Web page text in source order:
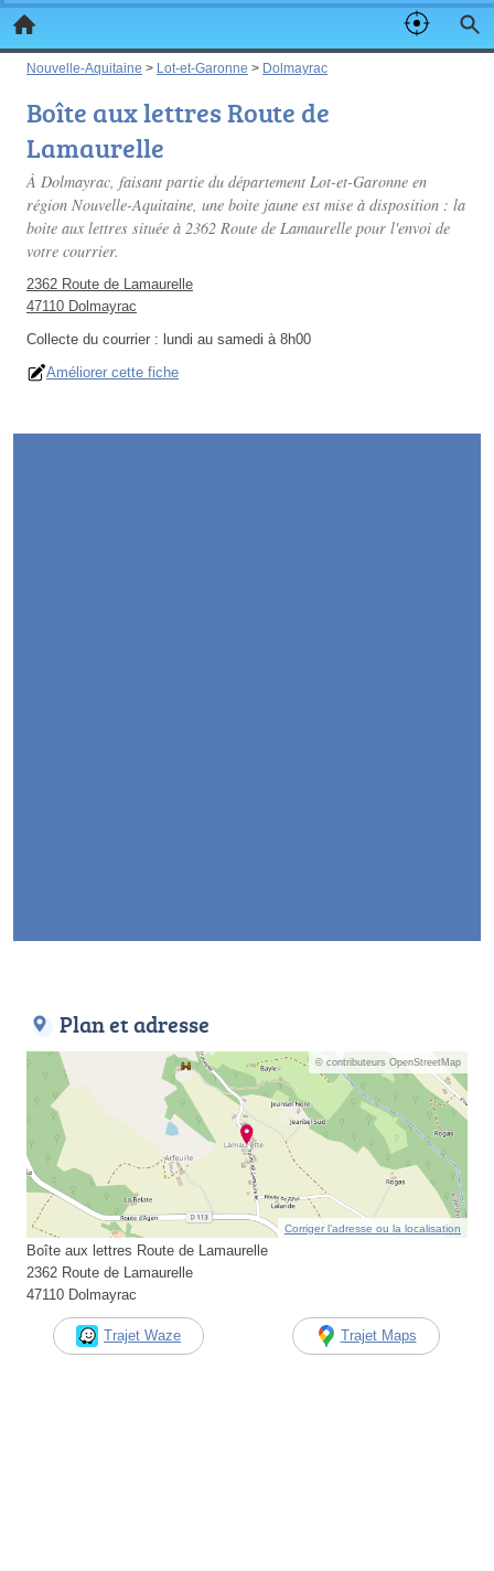
Nouvelle-Aquitaine > Lot-et-Garonne > Dolmayrac
Boîte aux lettres Route de
Lamaurelle
À Dolmayrac, faisant partie du département Lot-et-Garonne en
région Nouvelle-Aquitaine, une boite jaune est mise à disposition : la
boite aux lettres située à 2362 Route de Lamaurelle pour l'envoi de
votre courrier.
2362 Route de Lamaurelle
47110 Dolmayrac
Collecte du courrier : lundi au samedi à 8h00
Améliorer cette fiche
Plan et adresse
© contributeurs OpenStreetMap
Corriger l’adresse ou la localisation
Boîte aux lettres Route de Lamaurelle
2362 Route de Lamaurelle
47110 Dolmayrac
Trajet Waze Trajet Maps